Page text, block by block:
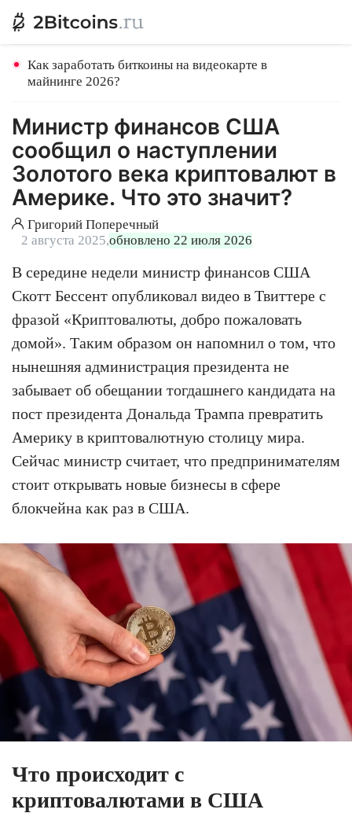
Как заработать биткоины на видеокарте в
майнинге 2026?
Министр финансов США
сообщил о наступлении
Золотого века криптовалют в
Америке. Что это значит?
Григорий Поперечный
2 августа 2025,обновлено 22 июля 2026
В середине недели министр финансов США
Скотт Бессент опубликовал видео в Твиттере с
фразой «Криптовалюты, добро пожаловать
домой». Таким образом он напомнил о том, что
нынешняя администрация президента не
забывает об обещании тогдашнего кандидата на
пост президента Дональда Трампа превратить
Америку в криптовалютную столицу мира.
Сейчас министр считает, что предпринимателям
стоит открывать новые бизнесы в сфере
блокчейна как раз в США.
Что происходит с
криптовалютами в США